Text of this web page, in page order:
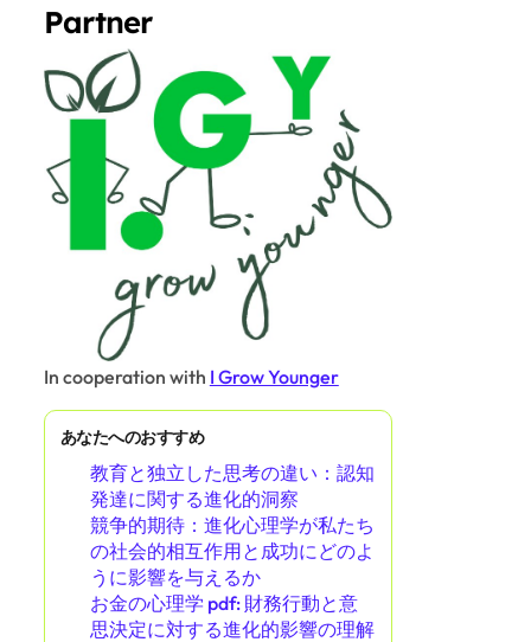
Partner
In cooperation with I Grow Younger
あなたへのおすすめ
教育と独立した思考の違い：認知
発達に関する進化的洞察
競争的期待：進化心理学が私たち
の社会的相互作用と成功にどのよ
うに影響を与えるか
お金の心理学 pdf: 財務行動と意
思決定に対する進化的影響の理解